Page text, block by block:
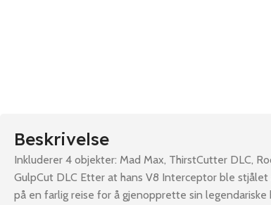
Beskrivelse
Inkluderer 4 objekter: Mad Max, ThirstCutter DLC,
GulpCut DLC Etter at hans V8 Interceptor ble
på en farlig reise for å gjenopprette sin